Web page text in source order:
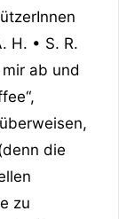
H. • S. R.
ab und
die
zu